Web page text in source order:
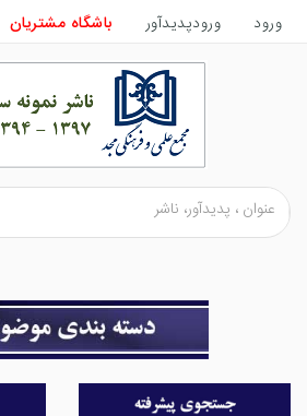
ورود ورودپدیدآور باشگاه مشتریان